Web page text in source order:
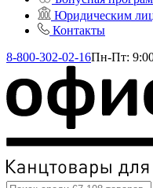
Юридическим
Контакты
8-800-302-02-16Пн-Пт: